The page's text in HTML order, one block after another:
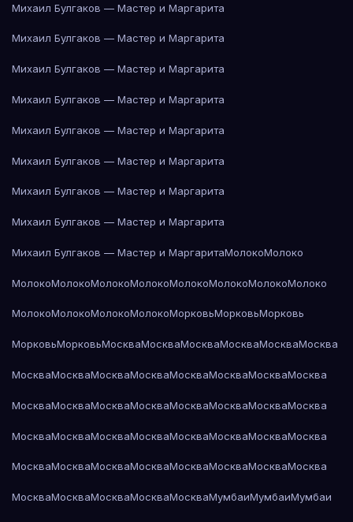
Михаил Булгаков — Мастер и Маргарита
Михаил Булгаков — Мастер и Маргарита
Михаил Булгаков — Мастер и Маргарита
Михаил Булгаков — Мастер и Маргарита
Михаил Булгаков — Мастер и Маргарита
Михаил Булгаков — Мастер и Маргарита
Михаил Булгаков — Мастер и Маргарита
Михаил Булгаков — Мастер и Маргарита
Михаил Булгаков — Мастер и МаргаритаМолокоМолоко
МолокоМолокоМолокоМолокоМолокоМолокоМолокоМолоко
МолокоМолокоМолокоМолокоМорковьМорковьМорковь
МорковьМорковьМоскваМоскваМоскваМоскваМоскваМосква
МоскваМоскваМоскваМоскваМоскваМоскваМоскваМосква
МоскваМоскваМоскваМоскваМоскваМоскваМоскваМосква
МоскваМоскваМоскваМоскваМоскваМоскваМоскваМосква
МоскваМоскваМоскваМоскваМоскваМоскваМоскваМосква
МоскваМоскваМоскваМоскваМоскваМумбаиМумбаиМумбаи